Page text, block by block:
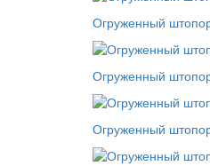
Огруженный
Огруженный
Огруженный